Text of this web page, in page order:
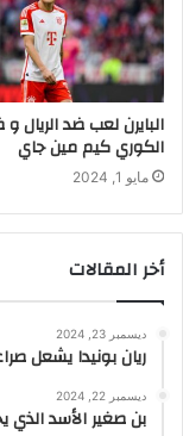
البايرن لعب ضد الريال
الكوري كيم مين جاي
مايو 1, 2024
أخر المقالات
ديسمبر 23, 2024
ريان بونيدا يشعل
ديسمبر 22, 2024
بن صغير الأسد